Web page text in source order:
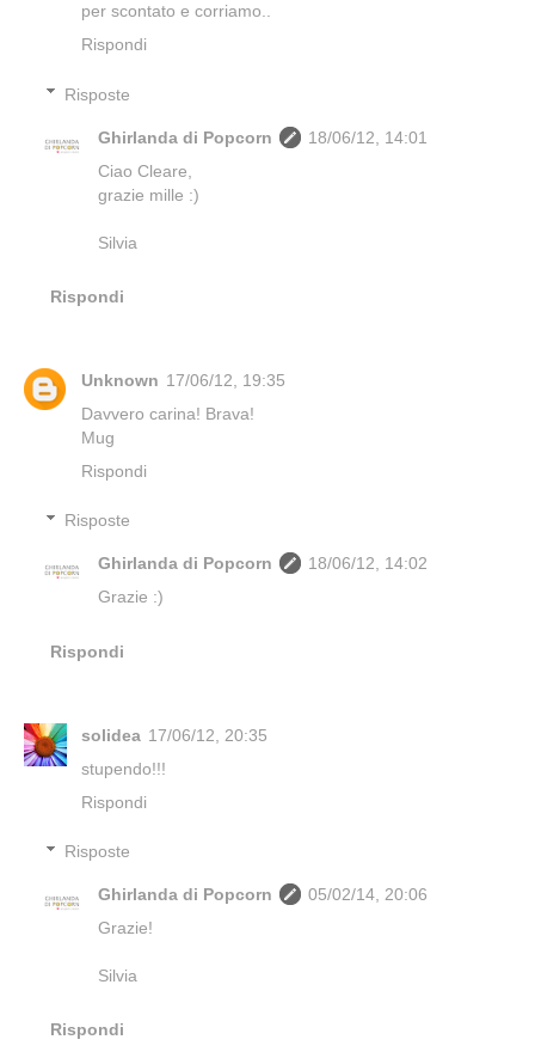
per scontato e corriamo..
Rispondi
Risposte
Ghirlanda di Popcorn
18/06/12, 14:01
Ciao Cleare,
grazie mille :)
Silvia
Rispondi
Unknown 17/06/12, 19:35
Davvero carina! Brava!
Mug
Rispondi
Risposte
Ghirlanda di Popcorn
18/06/12, 14:02
Grazie :)
Rispondi
solidea 17/06/12, 20:35
stupendo!!!
Rispondi
Risposte
Ghirlanda di Popcorn
05/02/14, 20:06
Grazie!
Silvia
Rispondi